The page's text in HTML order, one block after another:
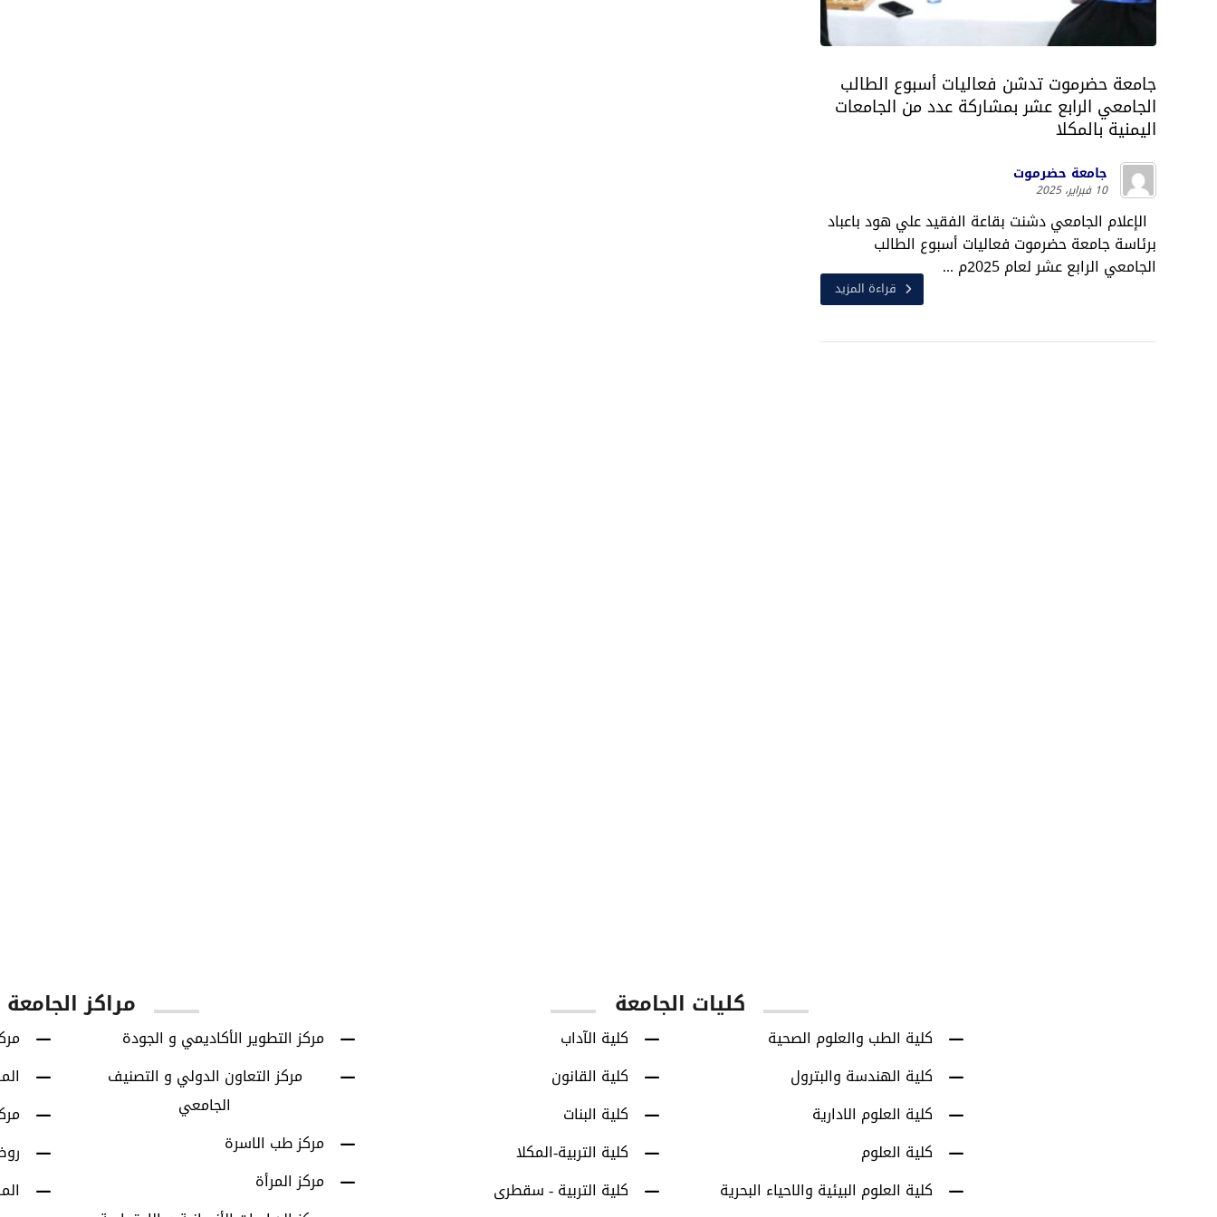
جامعة حضرموت تدشن فعاليات أسبوع الطالب
الجامعي الرابع عشر بمشاركة عدد من الجامعات
اليمنية بالمكلا
جامعة حضرموت
10 فبراير، 2025
الإعلام الجامعي دشنت بقاعة الفقيد علي هود باعباد
برئاسة جامعة حضرموت فعاليات أسبوع الطالب
الجامعي الرابع عشر لعام 2025م ...
قراءة المزيد
مراكز الجامعة
مركز التطوير الأكاديمي و الجودة
مركز التعاون الدولي و التصنيف
الجامعي
مركز طب الاسرة
مركز المرأة
كليات الجامعة
كلية الآداب
كلية القانون
كلية البنات
كلية التربية-المكلا
كلية التربية - سقطرى
كلية الطب والعلوم الصحية
كلية الهندسة والبترول
كلية العلوم الادارية
كلية العلوم
كلية العلوم البيئية والاحياء البحرية